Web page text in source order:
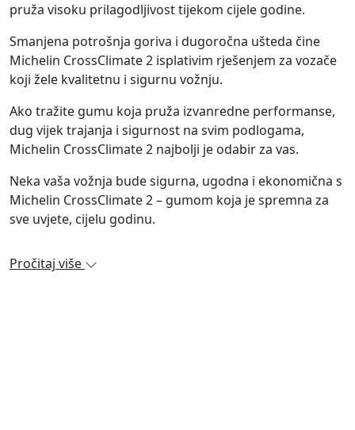
pruža visoku prilagodljivost tijekom cijele godine.
Smanjena potrošnja goriva i dugoročna ušteda čine
Michelin CrossClimate 2 isplativim rješenjem za vozače
koji žele kvalitetnu i sigurnu vožnju.
Ako tražite gumu koja pruža izvanredne performanse,
dug vijek trajanja i sigurnost na svim podlogama,
Michelin CrossClimate 2 najbolji je odabir za vas.
Neka vaša vožnja bude sigurna, ugodna i ekonomična s
Michelin CrossClimate 2 – gumom koja je spremna za
sve uvjete, cijelu godinu.
Pročitaj više